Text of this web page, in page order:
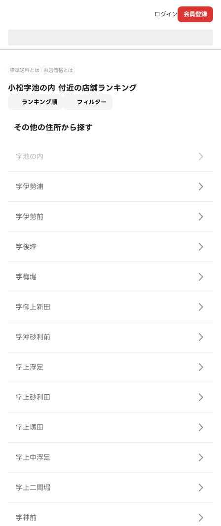
ログイン 会員登録
標準送料とは お店価格とは
小松字池の内 付近の店舗ランキング
ランキング順 フィルター
その他の住所から探す
字池の内
字伊勢浦
字伊勢前
字後埣
字梅堀
字御上新田
字沖砂利前
字上浮足
字上砂利田
字上塚田
字上中浮足
字上二間堀
字神前